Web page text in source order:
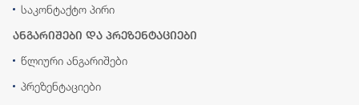
საკონტაქტო პირი
ანგარიშები და პრეზენტაციები
წლიური ანგარიშები
პრეზენტაციები